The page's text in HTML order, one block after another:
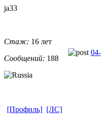
ja33
Стаж: 16 лет
Сообщений: 188
[Профиль] [ЛС]